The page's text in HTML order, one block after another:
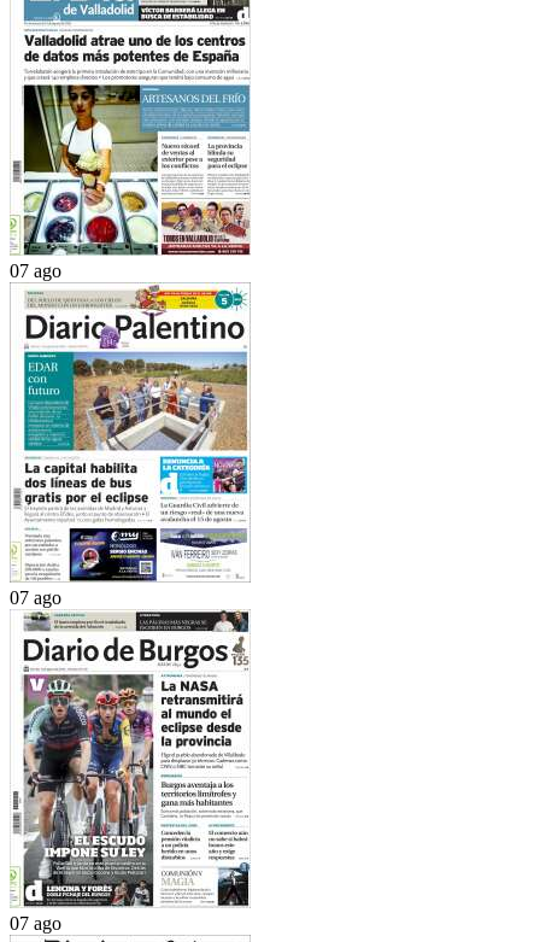
07 ago
07 ago
07 ago